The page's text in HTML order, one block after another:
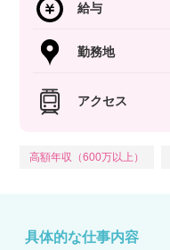
給与
勤務地
アクセス
高額年収（600万以上）
具体的な仕事内容